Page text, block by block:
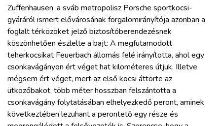
BELÉPÉS
REGISZTRÁCIÓ
Zuffenhausen, a sváb metropolisz Porsche sportkocsi-
gyáráról ismert elővárosának forgalomirányítója azonban a
foglalt térközöket jelző biztosítóberendezésnek
köszönhetően észlelte a bajt: A megfutamodott
teherkocsikat Feuerbach állomás felé irányította, ahol egy
csonkavágányon ért véget hat kilométeres útjuk. Illetve
mégsem ért véget, mert az első kocsi áttörte az
ütközőbakot, több méter hosszban felszántotta a
csonkavágány folytatásában elhelyezkedő peront, aminek
következtében lezuhant a perontető egy része és